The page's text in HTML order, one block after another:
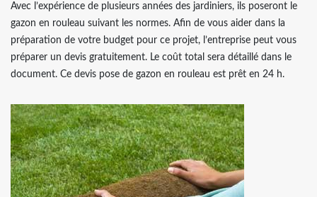
Avec l’expérience de plusieurs années des jardiniers, ils poseront le
gazon en rouleau suivant les normes. Afin de vous aider dans la
préparation de votre budget pour ce projet, l’entreprise peut vous
préparer un devis gratuitement. Le coût total sera détaillé dans le
document. Ce devis pose de gazon en rouleau est prêt en 24 h.